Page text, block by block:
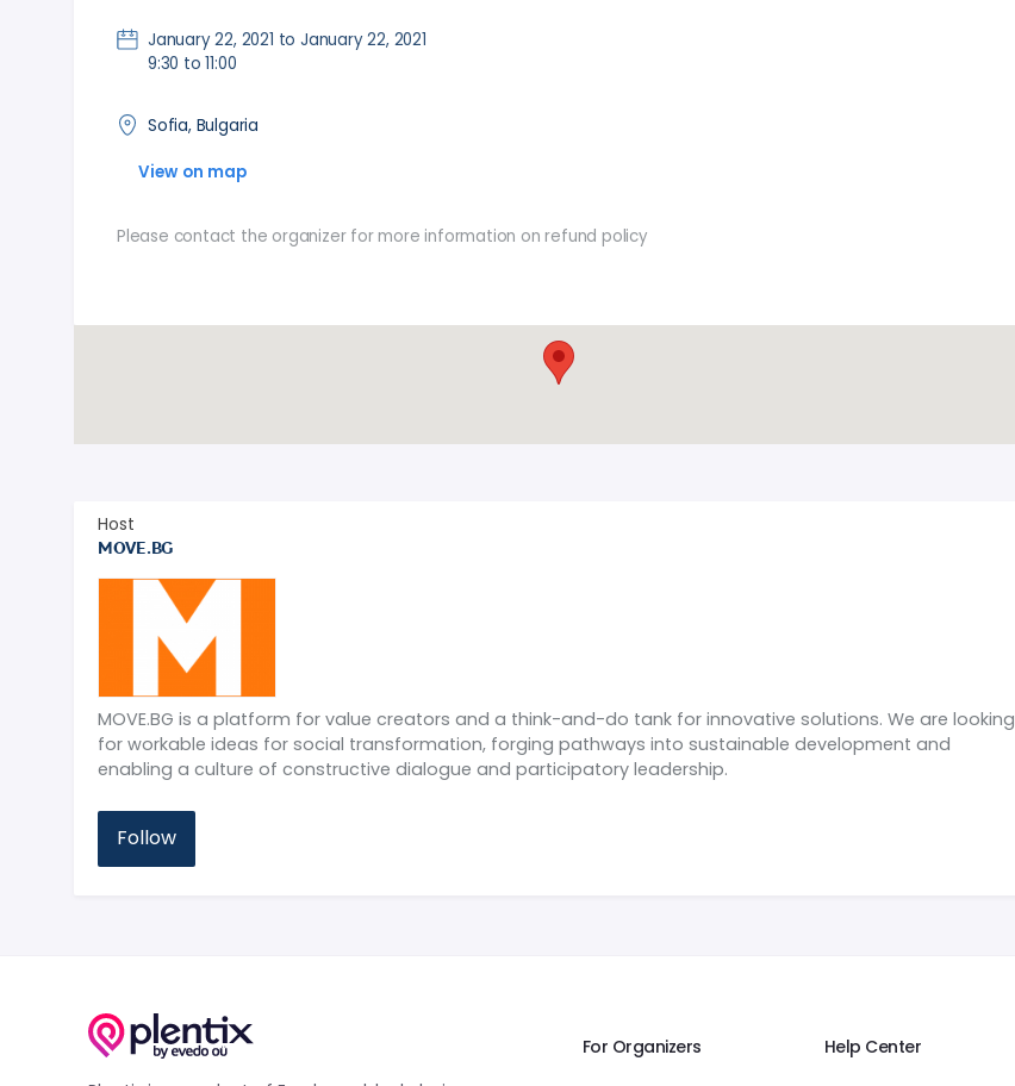
January 22, 2021 to January 22, 2021
9:30 to 11:00
Sofia, Bulgaria
View on map
Please contact the organizer for more information on refund policy
Host
MOVE.BG
MOVE.BG is a platform for value creators and a think-and-do tank for innovative solutions. We are looking
for workable ideas for social transformation, forging pathways into sustainable development and
enabling a culture of constructive dialogue and participatory leadership.
Follow
For Organizers Help Center